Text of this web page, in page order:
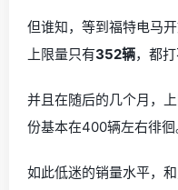
但谁知，等到福特电马
上限量只有352辆，都
并且在随后的几个月，
份基本在400辆左右徘徊
如此低迷的销量水平，